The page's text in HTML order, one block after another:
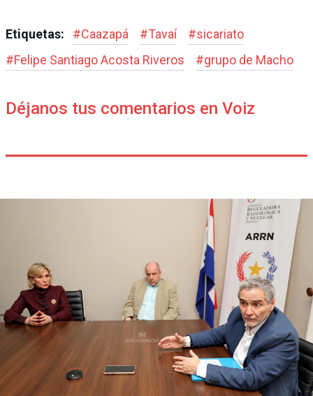
Etiquetas: #Caazapá #Tavaí #sicariato
#Felipe Santiago Acosta Riveros #grupo de Macho
Déjanos tus comentarios en Voiz